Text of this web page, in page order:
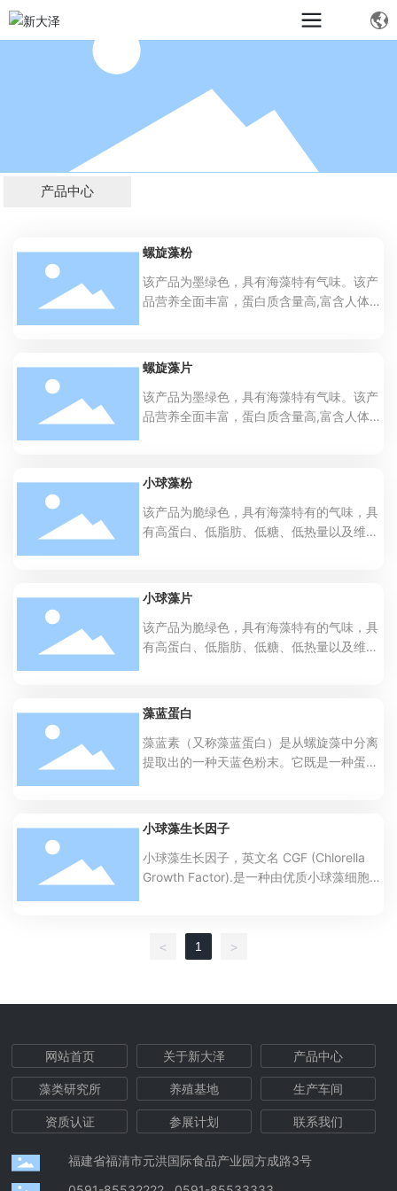
产品中心
螺旋藻粉
该产品为墨绿色，具有海藻特有气味。该产
品营养全面丰富，蛋白质含量高,富含人体所
是重要的不饱和脂肪酸类。此外,它是所有食
物中可吸收性铁质含量较高的,富含藻蓝蛋白
以及其他大量矿质元素。
螺旋藻片
该产品为墨绿色，具有海藻特有气味。该产
品营养全面丰富，蛋白质含量高,富含人体所
是重要的不饱和脂肪酸类。此外,它是所有食
物中可吸收性铁质含量较高的,富含藻蓝蛋白
以及其他大量矿质元素和提高机体免疫力的
生物活性物质。
小球藻粉
该产品为脆绿色，具有海藻特有的气味，具
有高蛋白、低脂肪、低糖、低热量以及维生
酸种类齐全，完全能满足人、动物的生长所
需，是优良的单细胞蛋白源，广泛用于保健
品和功能食品领域，市场广阔。
小球藻片
该产品为脆绿色，具有海藻特有的气味，具
有高蛋白、低脂肪、低糖、低热量以及维生
酸种类齐全，完全能满足人、动物的生长所
需，是优良的单细胞蛋白源，广泛用于保健
品和功能食品领域，市场广阔。
藻蓝蛋白
藻蓝素（又称藻蓝蛋白）是从螺旋藻中分离
提取出的一种天蓝色粉末。它既是一种蛋白
的色素蛋白之一，不仅颜色鲜艳，而且本身
是一种营养丰富的蛋白质，其氨基酸组成齐
全，必需氨基酸含量高。
小球藻生长因子
小球藻生长因子，英文名 CGF (Chlorella
Growth Factor).是一种由优质小球藻细胞经
< 1 >
网站首页 关于新大泽 产品中心
藻类研究所 养殖基地 生产车间
资质认证 参展计划 联系我们
福建省福清市元洪国际食品产业园方成路3号